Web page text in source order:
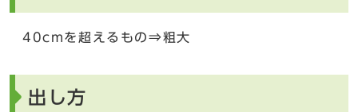
40cmを超えるもの⇒粗大
出し方